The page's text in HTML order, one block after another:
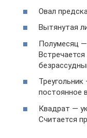
Овал
Вытянутая
Полумесяц —
постоянное
Квадрат —
Считается